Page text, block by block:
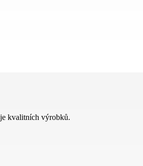
kvalitních výrobků.